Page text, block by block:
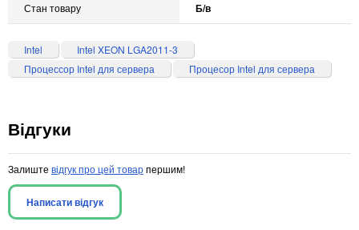
Стан товару Б/в
Intel
Intel XEON LGA2011-3
Процессор Intel для сервера
Процесор Intel для сервера
Відгуки
Залиште відгук про цей товарпершим!
Написати відгук